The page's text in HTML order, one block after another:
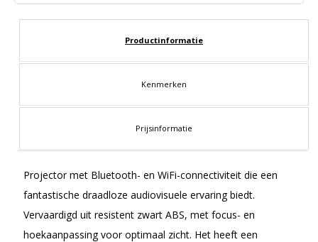
Productinformatie
Kenmerken
Prijsinformatie
Projector met Bluetooth- en WiFi-connectiviteit die een
fantastische draadloze audiovisuele ervaring biedt.
Vervaardigd uit resistent zwart ABS, met focus- en
hoekaanpassing voor optimaal zicht. Het heeft een